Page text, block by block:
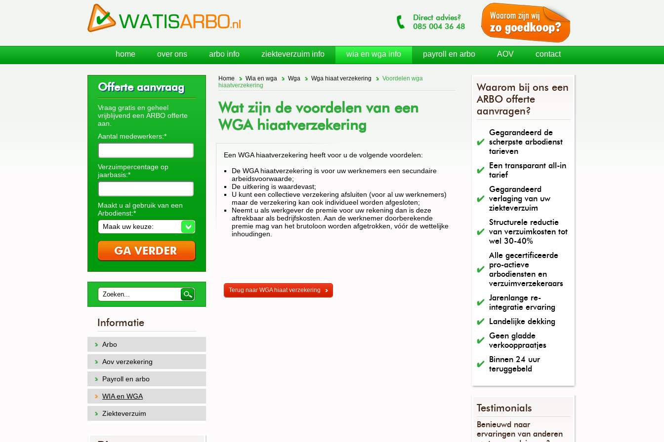
Direct advies?
085 004 36 48
Home Wia en wga Wga Wga hiaat verzekering
Voordelen wga
hiaatverzekering
Wat zijn de voordelen van een
WGA hiaatverzekering
Een WGA hiaatverzekering heeft voor u de volgende voordelen:
De WGA hiaatverzekering is voor uw werknemers een secundaire
arbeidsvoorwaarde;
De uitkering is waardevast;
U kunt een collectieve verzekering afsluiten (voor al uw werknemers)
maar de verzekering kan ook individueel worden afgesloten;
Neemt u als werkgever de premie voor uw rekening dan is deze
aftrekbaar als bedrijfskosten. Aan de werknemer doorberekende
premie mag van het brutoloon worden afgetrokken, vóór de wettelijke
inhoudingen.
Terug naar WGA hiaat verzekering
Waarom bij ons een
ARBO offerte
aanvragen?
Gegarandeerd de
scherpste arbodienst
tarieven
Een transparant all-in
tarief
Gegarandeerd
verlaging van uw
ziekteverzuim
Structurele reductie
van verzuimkosten tot
wel 30-40%
Alle gecertificeerde
pro-actieve
arbodiensten en
verzuimverzekeraars
Jarenlange re-
integratie ervaring
Landelijke dekking
Geen gladde
verkooppraatjes
Binnen 24 uur
teruggebeld
Testimonials
Benieuwd naar
ervaringen van anderen
Offerte aanvraag
Vraag gratis en geheel
vrijblijvend een ARBO offerte
aan.
Aantal medewerkers:*
Verzuimpercentage op
jaarbasis:*
Maakt u al gebruik van een
Arbodienst:*
Maak uw keuze:
Informatie
Arbo
Aov verzekering
Payroll en arbo
WIA en WGA
Ziekteverzuim
home over ons arbo info ziekteverzuim info wia en wga info payroll en arbo AOV contact